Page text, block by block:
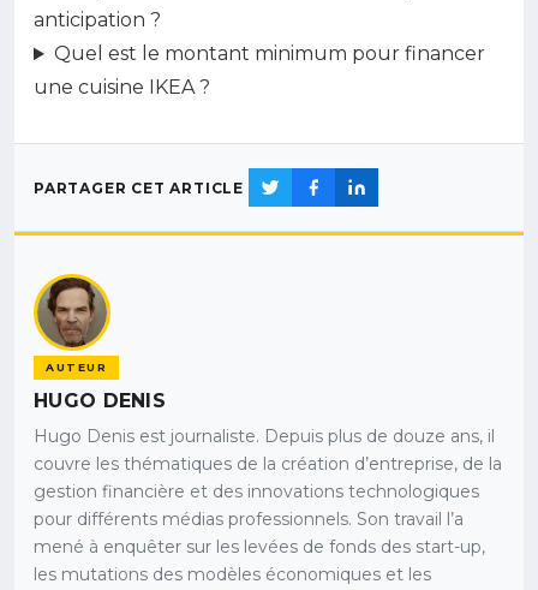
anticipation ?
Quel est le montant minimum pour financer
une cuisine IKEA ?
PARTAGER CET ARTICLE
AUTEUR
HUGO DENIS
Hugo Denis est journaliste. Depuis plus de douze ans, il
couvre les thématiques de la création d’entreprise, de la
gestion financière et des innovations technologiques
pour différents médias professionnels. Son travail l’a
mené à enquêter sur les levées de fonds des start-up,
les mutations des modèles économiques et les